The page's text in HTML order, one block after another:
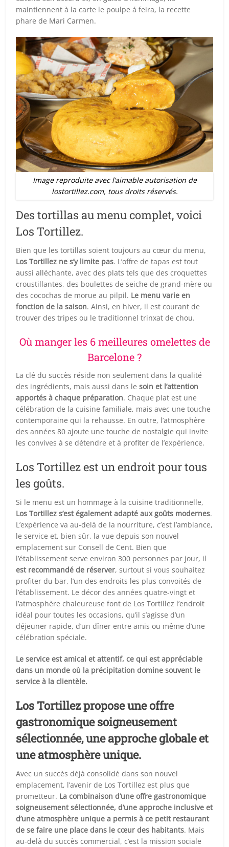
maintiennent à la carte le poulpe á feira, la recette
phare de Mari Carmen.
Image reproduite avec l’aimable autorisation de
lostortillez.com, tous droits réservés.
Des tortillas au menu complet, voici
Los Tortillez.
Bien que les tortillas soient toujours au cœur du menu,
Los Tortillez ne s’y limite pas. L’offre de tapas est tout
aussi alléchante, avec des plats tels que des croquettes
croustillantes, des boulettes de seiche de grand-mère ou
des cocochas de morue au pilpil. Le menu varie en
fonction de la saison. Ainsi, en hiver, il est courant de
trouver des tripes ou le traditionnel trinxat de chou.
Où manger les 6 meilleures omelettes de
Barcelone ?
La clé du succès réside non seulement dans la qualité
des ingrédients, mais aussi dans lesoin et l’attention
apportés à chaque préparation. Chaque plat est une
célébration de la cuisine familiale, mais avec une touche
contemporaine qui la rehausse. En outre, l’atmosphère
des années 80 ajoute une touche de nostalgie qui invite
les convives à se détendre et à profiter de l’expérience.
Los Tortillez est un endroit pour tous
les goûts.
Si le menu est un hommage à la cuisine traditionnelle,
Los Tortillez s’est également adapté aux goûts modernes.
L’expérience va au-delà de la nourriture, c’est l’ambiance,
le service et, bien sûr, la vue depuis son nouvel
emplacement sur Consell de Cent. Bien que
l’établissement serve environ 300 personnes par jour, il
est recommandé de réserver, surtout si vous souhaitez
profiter du bar, l’un des endroits les plus convoités de
l’établissement. Le décor des années quatre-vingt et
l’atmosphère chaleureuse font de Los Tortillez l’endroit
idéal pour toutes les occasions, qu’il s’agisse d’un
déjeuner rapide, d’un dîner entre amis ou même d’une
célébration spéciale.
Le service est amical et attentif, ce qui est appréciable
dans un monde où la précipitation domine souvent le
service à la clientèle.
Los Tortillez propose une offre
gastronomique soigneusement
sélectionnée, une approche globale et
une atmosphère unique.
Avec un succès déjà consolidé dans son nouvel
emplacement, l’avenir de Los Tortillez est plus que
prometteur. La combinaison d’une offre gastronomique
soigneusement sélectionnée, d’une approche inclusive et
d’une atmosphère unique a permis à ce petit restaurant
de se faire une place dans le cœur des habitants. Mais
au-delà du succès commercial, c’est la mission sociale